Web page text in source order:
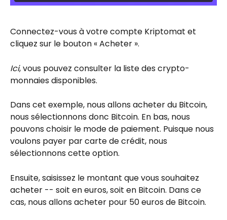
Connectez-vous à votre compte Kriptomat et
cliquez sur le bouton « Acheter ».
Ici, vous pouvez consulter la liste des crypto-
monnaies disponibles.
Dans cet exemple, nous allons acheter du Bitcoin,
nous sélectionnons donc Bitcoin. En bas, nous
pouvons choisir le mode de paiement. Puisque nous
voulons payer par carte de crédit, nous
sélectionnons cette option.
Ensuite, saisissez le montant que vous souhaitez
acheter -- soit en euros, soit en Bitcoin. Dans ce
cas, nous allons acheter pour 50 euros de Bitcoin.